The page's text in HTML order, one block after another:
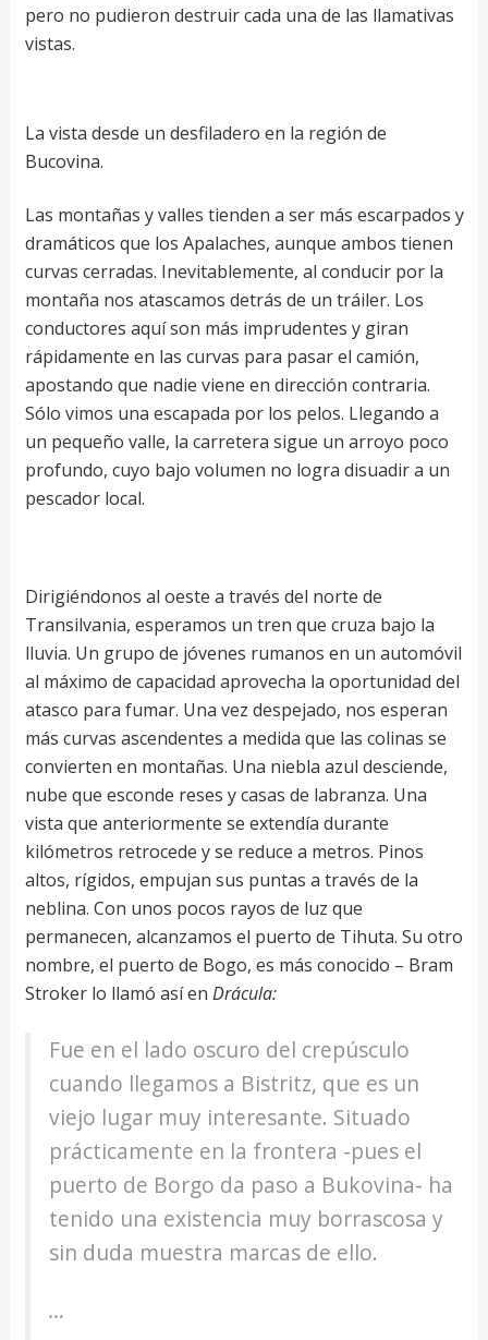
pero no pudieron destruir cada una de las llamativas
vistas.
La vista desde un desfiladero en la región de
Bucovina.
Las montañas y valles tienden a ser más escarpados y
dramáticos que los Apalaches, aunque ambos tienen
curvas cerradas. Inevitablemente, al conducir por la
montaña nos atascamos detrás de un tráiler. Los
conductores aquí son más imprudentes y giran
rápidamente en las curvas para pasar el camión,
apostando que nadie viene en dirección contraria.
Sólo vimos una escapada por los pelos. Llegando a
un pequeño valle, la carretera sigue un arroyo poco
profundo, cuyo bajo volumen no logra disuadir a un
pescador local.
Dirigiéndonos al oeste a través del norte de
Transilvania, esperamos un tren que cruza bajo la
lluvia. Un grupo de jóvenes rumanos en un automóvil
al máximo de capacidad aprovecha la oportunidad del
atasco para fumar. Una vez despejado, nos esperan
más curvas ascendentes a medida que las colinas se
convierten en montañas. Una niebla azul desciende,
nube que esconde reses y casas de labranza. Una
vista que anteriormente se extendía durante
kilómetros retrocede y se reduce a metros. Pinos
altos, rígidos, empujan sus puntas a través de la
neblina. Con unos pocos rayos de luz que
permanecen, alcanzamos el puerto de Tihuta. Su otro
nombre, el puerto de Bogo, es más conocido – Bram
Stroker lo llamó así en Drácula:
Fue en el lado oscuro del crepúsculo
cuando llegamos a Bistritz, que es un
viejo lugar muy interesante. Situado
prácticamente en la frontera -pues el
puerto de Borgo da paso a Bukovina- ha
tenido una existencia muy borrascosa y
sin duda muestra marcas de ello.
…